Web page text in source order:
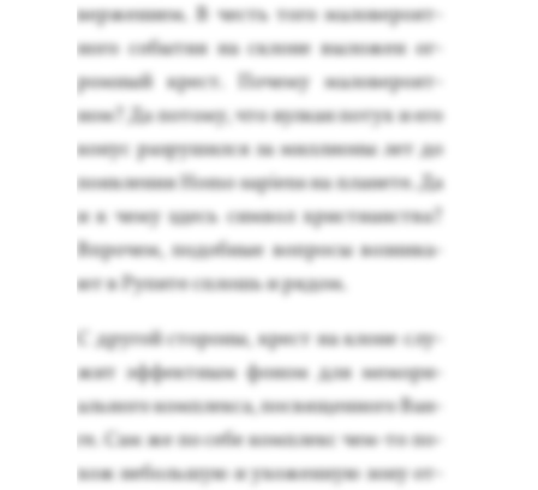
верже­ни­ем. В честь то­го ма­лове­ро­ят­
но­го со­бытия на скло­не вы­ложен ог­
ромный крест. По­чему ма­лове­ро­ят­
ном? Да по­тому, что вул­кан по­тух и его
ко­нус раз­ру­шил­ся за мил­ли­оны лет до
по­яв­ле­ния Homo sapiens на пла­нете. Да
и к че­му здесь сим­вол хрис­ти­анс­тва?
Впро­чем, по­доб­ные воп­ро­сы воз­ни­ка­
ют в Ру­пите сплошь и ря­дом.
С дру­гой сто­роны, крест на кло­не слу­
жит эф­фек­тным фо­ном для ме­мори­
аль­но­го ком­плек­са, пос­вя­щен­но­го Ван­
ге. Сам же по се­бе ком­плекс чем-то по­
хож не­боль­шую и ухо­жен­ную зо­ну от­